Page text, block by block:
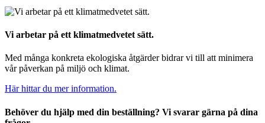
Vi arbetar på ett klimatmedvetet sätt.
Med många konkreta ekologiska åtgärder bidrar vi till att minimera
vår påverkan på miljö och klimat.
Här hittar du mer information.
Behöver du hjälp med din beställning? Vi svarar gärna på dina